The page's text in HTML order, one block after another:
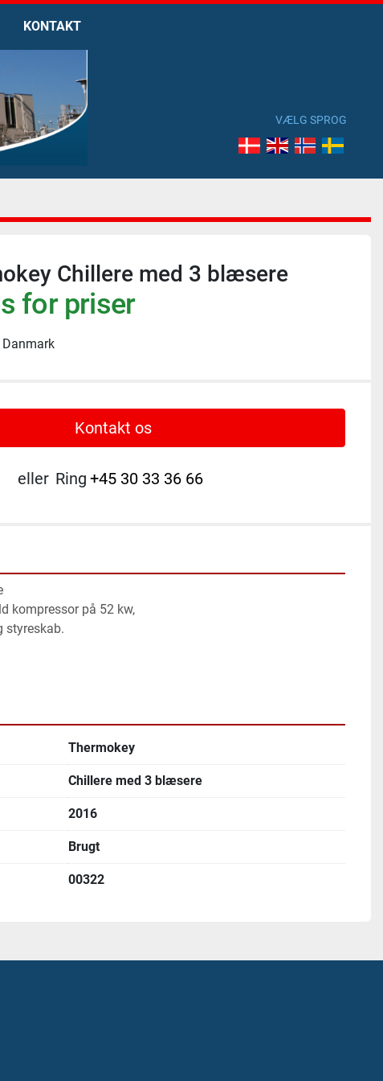
KONTAKT
VÆLG SPROG
Chillere med 3 blæsere
for priser
Danmark
Kontakt os
eller Ring +45 30 33 36 66
kompressor på 52 kw,
styreskab.
Thermokey
Chillere med 3 blæsere
2016
Brugt
00322